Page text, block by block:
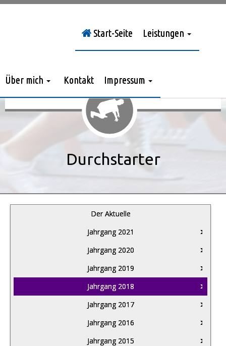
Start-Seite Leistungen
Über mich Kontakt Impressum
Durchstarter
Der Aktuelle
Jahrgang 2021
Jahrgang 2020
Jahrgang 2019
Jahrgang 2018
Jahrgang 2017
Jahrgang 2016
Jahrgang 2015